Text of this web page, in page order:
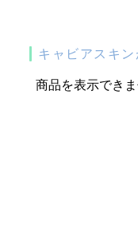
キャビアスキ